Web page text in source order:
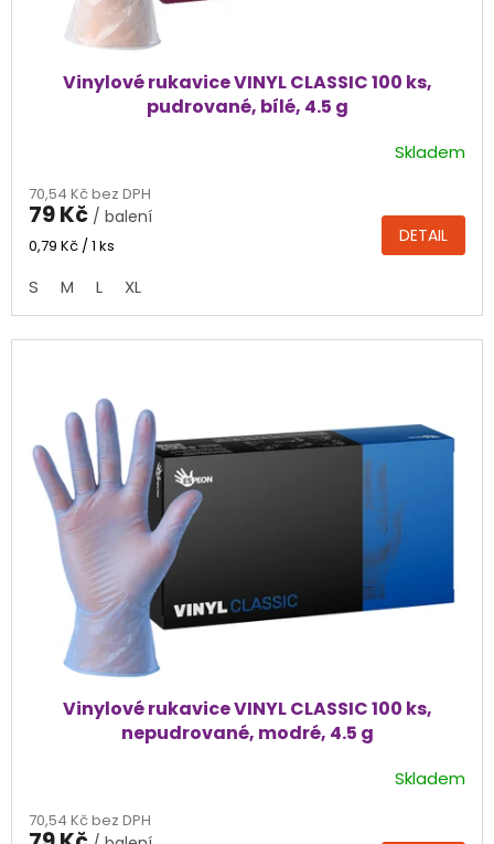
Vinylové rukavice VINYL CLASSIC 100 ks,
pudrované, bílé, 4.5 g
produktu
je
4,6
5
hvězdiček.
Skladem
70,54 Kč bez DPH
79 Kč / balení
Měrná
0,79 Kč / 1 ks DETAIL
S M L XL
Vinylové rukavice VINYL CLASSIC 100 ks,
nepudrované, modré, 4.5 g
produktu
Skladem
70,54 Kč bez DPH